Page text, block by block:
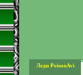
Леди PoisonAvi